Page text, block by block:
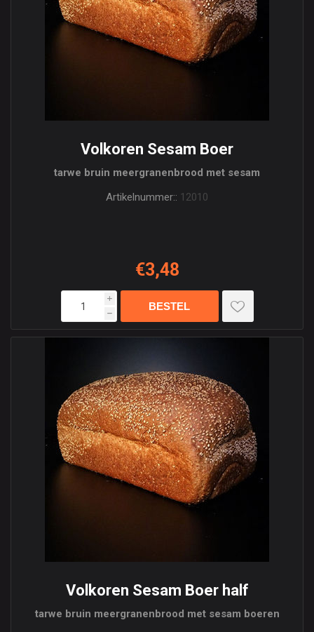
Volkoren Sesam Boer
tarwe bruin meergranenbrood met sesam
Artikelnummer:: 12010
€3,48
i
h
Volkoren Sesam Boer half
tarwe bruin meergranenbrood met sesam boeren